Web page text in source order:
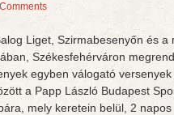
Liget, Szirmabesenyőn és a
Székesfehérváron
egyben válogató versenyek
a Papp László Budapest
mely keretein belül, 2 napos